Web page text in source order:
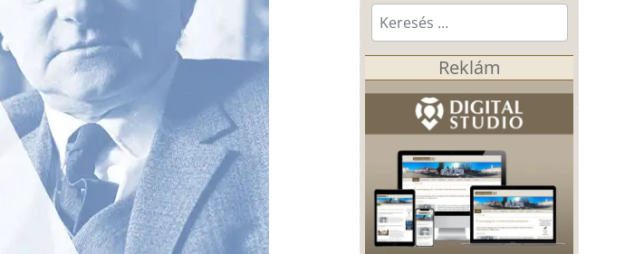
Keresés...
Reklám